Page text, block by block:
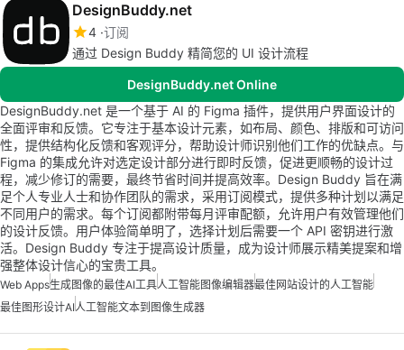
DesignBuddy.net
4 订阅
通过 Design Buddy 精简您的 UI 设计流程
DesignBuddy.net Online
DesignBuddy.net 是一个基于 AI 的 Figma 插件，提供用户界面设计的
全面评审和反馈。它专注于基本设计元素，如布局、颜色、排版和可访问
性，提供结构化反馈和客观评分，帮助设计师识别他们工作的优缺点。与
Figma 的集成允许对选定设计部分进行即时反馈，促进更顺畅的设计过
程，减少修订的需要，最终节省时间并提高效率。Design Buddy 旨在满
足个人专业人士和协作团队的需求，采用订阅模式，提供多种计划以满足
不同用户的需求。每个订阅都附带每月评审配额，允许用户有效管理他们
的设计反馈。用户体验简单明了，选择计划后需要一个 API 密钥进行激
活。Design Buddy 专注于提高设计质量，成为设计师展示精美提案和增
强整体设计信心的宝贵工具。
Web Apps生成图像的最佳AI工具人工智能图像编辑器最佳网站设计的人工智能
最佳图形设计AI人工智能文本到图像生成器